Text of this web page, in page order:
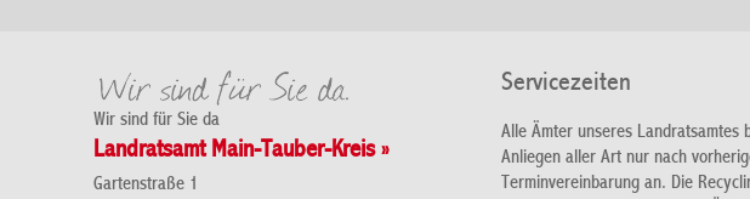
Wir sind für Sie da
Landratsamt Main-Tauber-Kreis »
Gartenstraße 1
Servicezeiten
Alle Ämter unseres Landratsamtes
Anliegen aller Art nur nach
Terminvereinbarung an. Die